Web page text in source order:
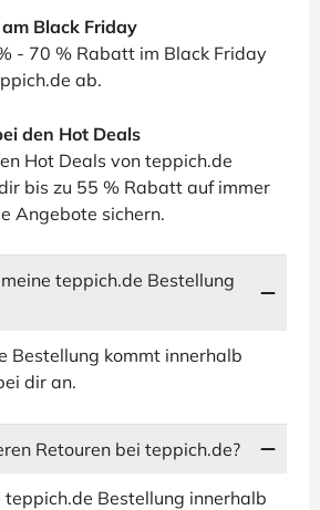
Black Friday
- 70 % Rabatt im Black Friday
ab.
den Hot Deals
Hot Deals von teppich.de
bis zu 55 % Rabatt auf immer
Angebote sichern.
teppich.de Bestellung
Bestellung kommt innerhalb
dir an.
Retouren bei teppich.de?
teppich.de Bestellung innerhalb